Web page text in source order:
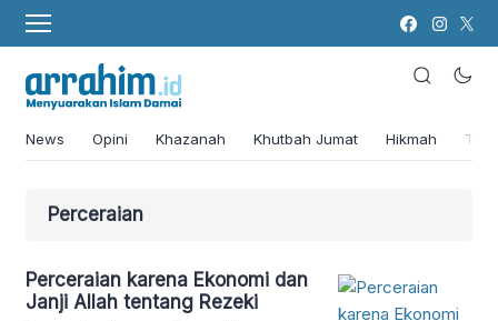
News Opini Khazanah Khutbah Jumat Hikmah
Perceraian
Perceraian karena Ekonomi dan
Janji Allah tentang Rezeki